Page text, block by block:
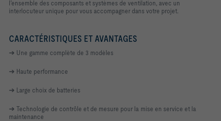
l’ensemble des composants et systèmes de ventilation, avec un
interlocuteur unique pour vous accompagner dans votre projet.
CARACTÉRISTIQUES ET AVANTAGES
➔ Une gamme complète de 3 modèles
➔ Haute performance
➔ Large choix de batteries
➔ Technologie de contrôle et de mesure pour la mise en service et la
maintenance